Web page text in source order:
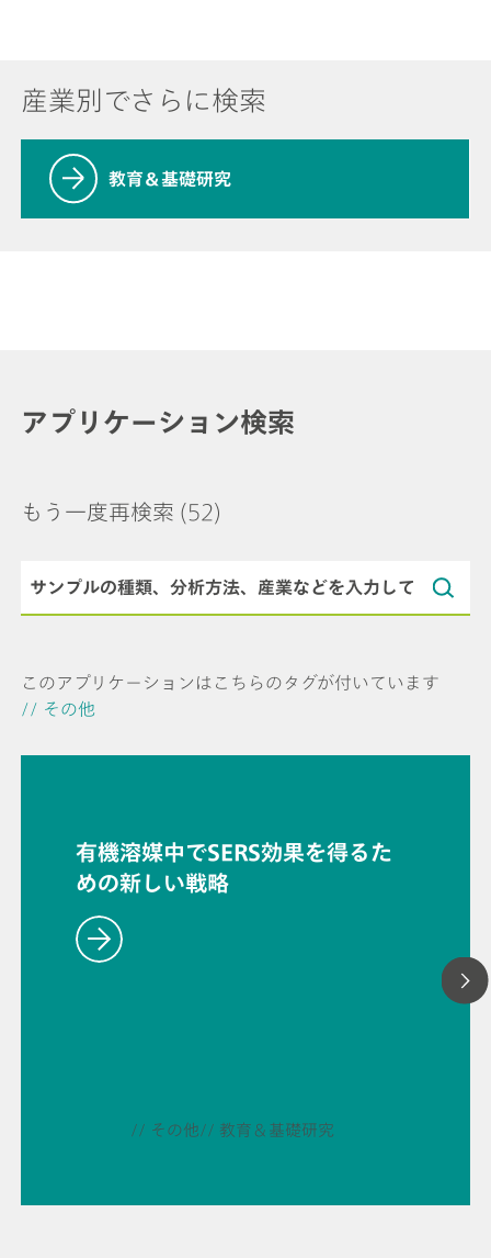
産業別でさらに検索
教育＆基礎研究
アプリケーション検索
もう一度再検索 (52)
このアプリケーションはこちらのタグが付いています
// その他
有機溶媒中でSERS効果を得るた
めの新しい戦略
// その他 // 教育＆基礎研究